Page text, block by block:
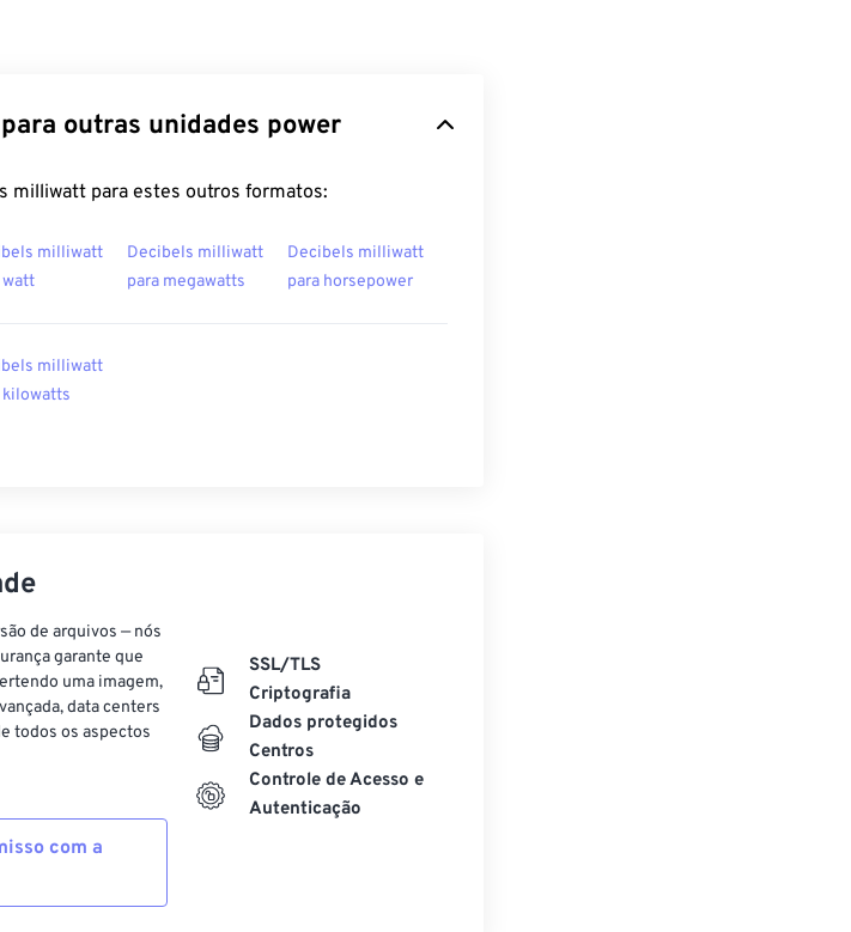
outras unidades power
milliwatt para estes outros formatos:
milliwatt
watt
Decibels milliwatt
para megawatts
Decibels milliwatt
para horsepower
milliwatt
kilowatts
de arquivos — nós
garante que
uma imagem,
data centers
todos os aspectos
com a
SSL/TLS
Criptografia
Dados protegidos
Centros
Controle de Acesso e
Autenticação